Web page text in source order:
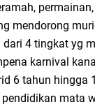
mendorong
dari 4 tingkat yg
karnival
6 tahun hingga
mata